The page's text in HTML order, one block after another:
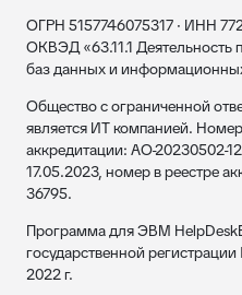
ОГРН 5157746075317 · ИНН
ОКВЭД «63.11.1 Деятельность
баз данных и
Общество с ограниченной
является ИТ компанией.
аккредитации: АО-20230502-
17.05.2023, номер в реестре
36795.
Программа для ЭВМ
государственной
2022 г.